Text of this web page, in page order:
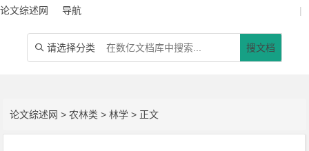
论文综述网 导航 |
 请选择分类 搜文档
论文综述网 >农林类 >林学 > 正文